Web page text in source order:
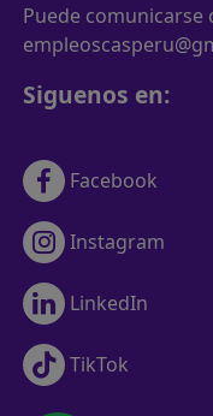
Puede
Siguenos en:
Facebook
Instagram
LinkedIn
TikTok